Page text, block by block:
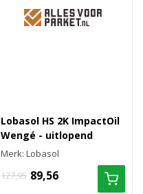
Lobasol HS 2K ImpactOil
Wengé - uitlopend
Merk: Lobasol
127,95 89,56